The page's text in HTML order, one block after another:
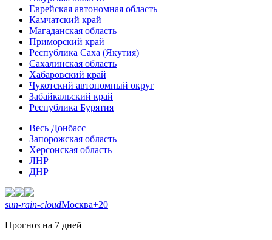
Еврейская автономная область
Камчатский край
Магаданская область
Приморский край
Республика Саха (Якутия)
Сахалинская область
Хабаровский край
Чукотский автономный округ
Забайкальский край
Республика Бурятия
Весь Донбасс
Запорожская область
Херсонская область
ЛНР
ДНР
sun-rain-cloudМосква+20
Прогноз на 7 дней